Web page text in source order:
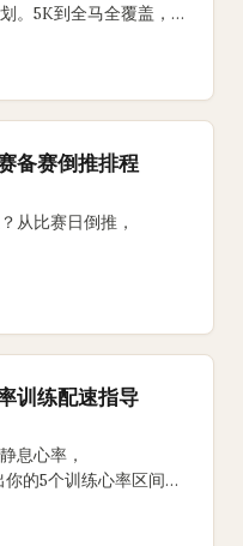
。5K到全马全覆盖，
备赛倒推排程
从比赛日倒推，
训练配速指导
息心率，
的5个训练心率区间，